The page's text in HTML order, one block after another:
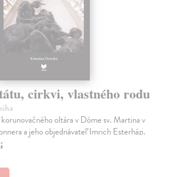
cirkvi, vlastného rodu
oltára v Dóme sv. Martina v
a jeho objednávateľ Imrich Esterházi.